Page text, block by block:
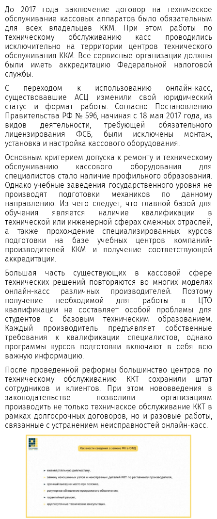
До 2017 года заключение договор на техническое
обслуживание кассовых аппаратов было обязательным
для всех владельцев ККМ. При этом работы по
техническому обслуживанию касс проводились
исключительно на территории центров технического
обслуживания ККМ. Все сервисные организации должны
были иметь аккредитацию Федеральной налоговой
службы.
С переходом к использованию онлайн-касс,
существовавшие АСЦ изменили свой юридический
статус и формат работы. Согласно Постановлению
Правительства РФ № 596, начиная с 18 мая 2017 года, из
видов деятельности, требующей обязательного
лицензирования ФСБ, были исключены монтаж,
установка и настройка кассового оборудования.
Основным критерием допуска к ремонту и техническому
обслуживанию кассового оборудования для
специалистов стало наличие профильного образования.
Однако учебные заведения государственного уровня не
производят подготовки механиков по данному
направлению. Из чего следует, что главной базой для
обучения является наличие квалификации в
технической или инженерной сферах смежных отраслей,
а также прохождение специализированных курсов
подготовки на базе учебных центров компаний-
производителей ККМ и получение соответствующей
аккредитации.
Большая часть существующих в кассовой сфере
технических решений повторяются во многих моделях
онлайн-касс различных производителей. Поэтому
получение необходимой для работы в ЦТО
квалификации не составляет особой проблемы для
студентов с базовым техническим образованием.
Каждый производитель предъявляет собственные
требования к квалификации специалистов, однако
программы курсов подготовки включают в себя всю
важную информацию.
После проведенной реформы большинство центров по
техническому обслуживанию ККТ сохранили штат
сотрудников и клиентов. При этом нововведения в
законодательстве позволили организациям
производить не только техническое обслуживание ККТ в
рамках долгосрочных договоров, но и разовые работы,
связанные с устранением неисправностей онлайн-касс.